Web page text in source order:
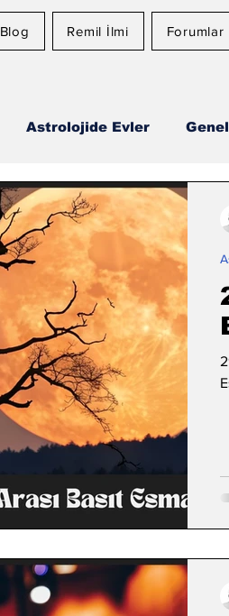
Blog Remil İlmi Forumlar
Astrolojide Evler Genel
Ay Burcu Günlük Burç